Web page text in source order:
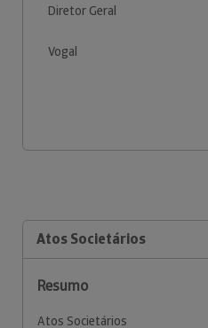
Diretor Geral
Vogal
Atos Societários
Resumo
Atos Societários